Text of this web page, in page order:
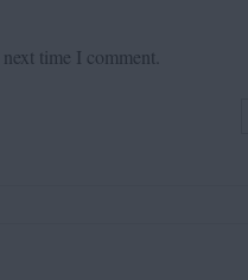
time I comment.